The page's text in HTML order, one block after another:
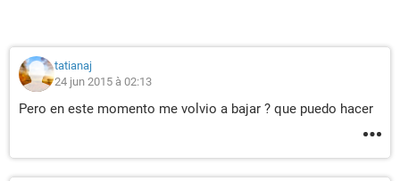
tatianaj
24 jun 2015 à 02:13
Pero en este momento me volvio a bajar ? que puedo hacer